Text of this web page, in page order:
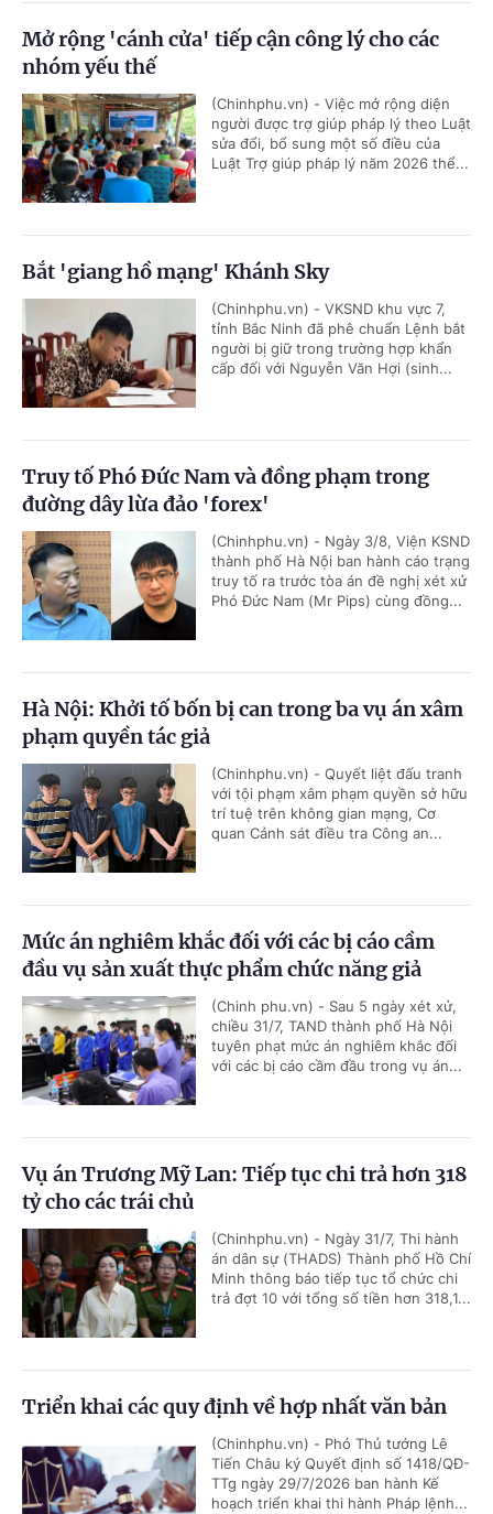
Mở rộng 'cánh cửa' tiếp cận công lý cho các
nhóm yếu thế
(Chinhphu.vn) - Việc mở rộng diện
người được trợ giúp pháp lý theo Luật
sửa đổi, bổ sung một số điều của
Luật Trợ giúp pháp lý năm 2026 thể...
Bắt 'giang hồ mạng' Khánh Sky
(Chinhphu.vn) - VKSND khu vực 7,
tỉnh Bắc Ninh đã phê chuẩn Lệnh bắt
người bị giữ trong trường hợp khẩn
cấp đối với Nguyễn Văn Hợi (sinh...
Truy tố Phó Đức Nam và đồng phạm trong
đường dây lừa đảo 'forex'
(Chinhphu.vn) - Ngày 3/8, Viện KSND
thành phố Hà Nội ban hành cáo trạng
truy tố ra trước tòa án đề nghị xét xử
Phó Đức Nam (Mr Pips) cùng đồng...
Hà Nội: Khởi tố bốn bị can trong ba vụ án xâm
phạm quyền tác giả
(Chinhphu.vn) - Quyết liệt đấu tranh
với tội phạm xâm phạm quyền sở hữu
trí tuệ trên không gian mạng, Cơ
quan Cảnh sát điều tra Công an...
Mức án nghiêm khắc đối với các bị cáo cầm
đầu vụ sản xuất thực phẩm chức năng giả
(Chinh phu.vn) - Sau 5 ngày xét xử,
chiều 31/7, TAND thành phố Hà Nội
tuyên phạt mức án nghiêm khắc đối
với các bị cáo cầm đầu trong vụ án...
Vụ án Trương Mỹ Lan: Tiếp tục chi trả hơn 318
tỷ cho các trái chủ
(Chinhphu.vn) - Ngày 31/7, Thi hành
án dân sự (THADS) Thành phố Hồ Chí
Minh thông báo tiếp tục tổ chức chi
trả đợt 10 với tổng số tiền hơn 318,1...
Triển khai các quy định về hợp nhất văn bản
(Chinhphu.vn) - Phó Thủ tướng Lê
Tiến Châu ký Quyết định số 1418/QĐ-
TTg ngày 29/7/2026 ban hành Kế
hoạch triển khai thi hành Pháp lệnh...